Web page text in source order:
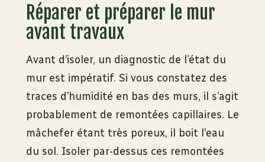
Réparer et préparer le mur
avant travaux
Avant d’isoler, un diagnostic de l’état du
mur est impératif. Si vous constatez des
traces d’humidité en bas des murs, il s’agit
probablement de remontées capillaires. Le
mâchefer étant très poreux, il boit l’eau
du sol. Isoler par-dessus ces remontées